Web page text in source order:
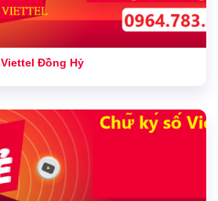
Viettel Đồng Hỷ